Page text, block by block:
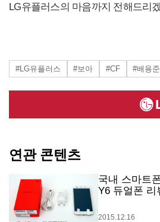
LG유플러스의 마음까지 전해드리
#LG유플러스 #보아 #CF #배용준
연관 콘텐츠
국내 스마트
Y6 듀얼폰 리
2015.12.16